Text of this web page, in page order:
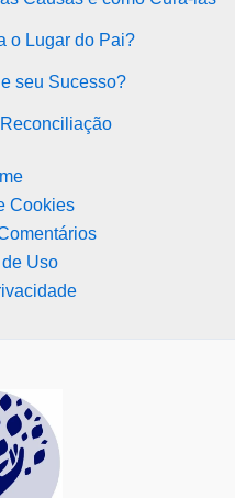
o Lugar do Pai?
seu Sucesso?
Cookies
Uso